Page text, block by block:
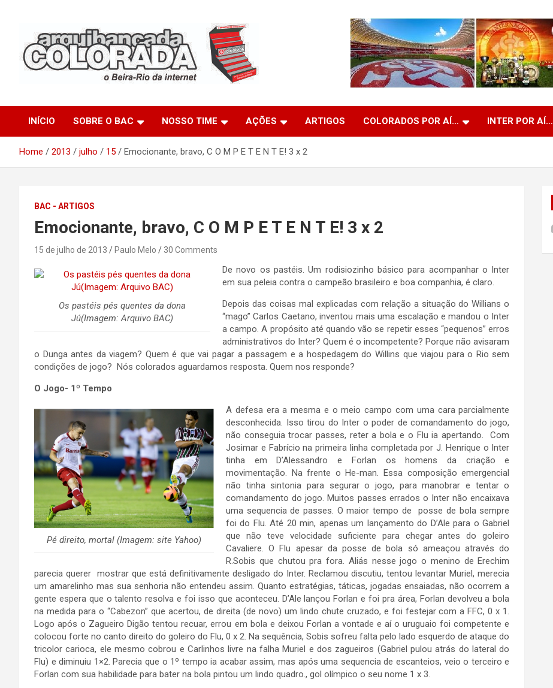
Arquibancada Colorada
INÍCIO SOBRE O BAC NOSSO TIME AÇÕES ARTIGOS COLORADOS POR AÍ… INTER POR AÍ…
Home 2013 julho 15 Emocionante, bravo, C O M P E T E N T E! 3 x 2
BAC - ARTIGOS
Emocionante, bravo, C O M P E T E N T E! 3 x 2
15 de julho de 2013 Paulo Melo 30 Comments
Os pastéis pés quentes da dona
Jú(Imagem: Arquivo BAC)
De novo os pastéis. Um rodisiozinho básico para acompanhar o Inter
em sua peleia contra o campeão brasileiro e boa companhia, é claro.
Depois das coisas mal explicadas com relação a situação do Willians o
“mago” Carlos Caetano, inventou mais uma escalação e mandou o Inter
a campo. A propósito até quando vão se repetir esses “pequenos” erros
administrativos do Inter? Quem é o incompetente? Porque não avisaram
o Dunga antes da viagem? Quem é que vai pagar a passagem e a hospedagem do Willins que viajou para o Rio sem
condições de jogo? Nós colorados aguardamos resposta. Quem nos responde?
O Jogo- 1º Tempo
Pé direito, mortal (Imagem: site Yahoo)
A defesa era a mesma e o meio campo com uma cara parcialmente
desconhecida. Isso tirou do Inter o poder de comandamento do jogo,
não conseguia trocar passes, reter a bola e o Flu ia apertando. Com
Josimar e Fabrício na primeira linha completada por J. Henrique o Inter
tinha em D’Alessandro e Forlan os homens da criação e
movimentação. Na frente o He-man. Essa composição emergencial
não tinha sintonia para segurar o jogo, para manobrar e tentar o
comandamento do jogo. Muitos passes errados o Inter não encaixava
uma sequencia de passes. O maior tempo de posse de bola sempre
foi do Flu. Até 20 min, apenas um lançamento do D’Ale para o Gabriel
que não teve velocidade suficiente para chegar antes do goleiro
Cavaliere. O Flu apesar da posse de bola só ameaçou através do
R.Sobis que chutou pra fora. Aliás nesse jogo o menino de Erechim
parecia querer mostrar que está definitivamente desligado do Inter. Reclamou discutiu, tentou levantar Muriel, merecia
um amarelinho mas sua senhoria não entendeu assim. Quanto estratégias, táticas, jogadas ensaiadas, não ocorrem a
gente espera que o talento resolva e foi isso que aconteceu. D’Ale lançou Forlan e foi pra área, Forlan devolveu a bola
na medida para o “Cabezon” que acertou, de direita (de novo) um lindo chute cruzado, e foi festejar com a FFC, 0 x 1.
Logo após o Zagueiro Digão tentou recuar, errou em bola e deixou Forlan a vontade e aí o uruguaio foi competente e
colocou forte no canto direito do goleiro do Flu, 0 x 2. Na sequência, Sobis sofreu falta pelo lado esquerdo de ataque do
tricolor carioca, ele mesmo cobrou e Carlinhos livre na falha Muriel e dos zagueiros (Gabriel pulou atrás do lateral do
Flu) e diminuiu 1×2. Parecia que o 1º tempo ia acabar assim, mas após uma sequencia de escanteios, veio o terceiro e
Forlan com sua habilidade para bater na bola pintou um lindo quadro., gol olímpico o seu nome 1 x 3.